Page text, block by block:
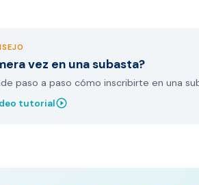
vez en una subasta?
paso a paso cómo inscribirte en una
tutorialplay_circle_outline